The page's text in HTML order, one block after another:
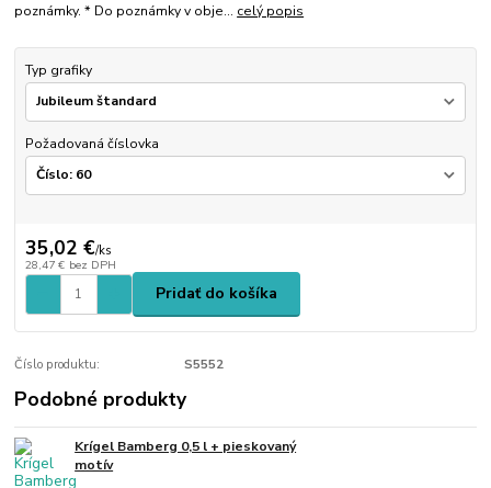
poznámky. * Do poznámky v obje... celý popis
Typ grafiky
Požadovaná číslovka
35,02 €/ks
28,47 € bez DPH
Pridať do košíka
Číslo produktu: S5552
Podobné produkty
Krígel Bamberg 0,5 l + pieskovaný
motív